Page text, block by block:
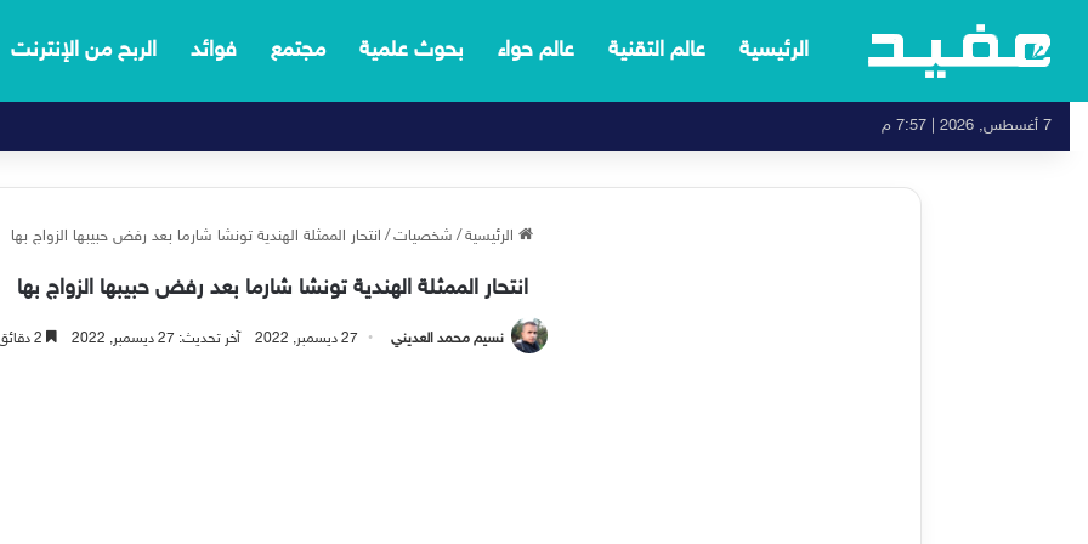
الرئيسية عالم التقنية عالم حواء بحوث علمية مجتمع فوائد الربح من الإنترنت
7 أغسطس, 2026 | 7:57 م
الرئيسية/ شخصيات/ انتحار الممثلة الهندية تونشا شارما بعد رفض حبيبها الزواج بها
انتحار الممثلة الهندية تونشا شارما بعد رفض حبيبها الزواج بها
نسيم محمد العديني 27 ديسمبر, 2022 آخر تحديث: 27 ديسمبر, 2022